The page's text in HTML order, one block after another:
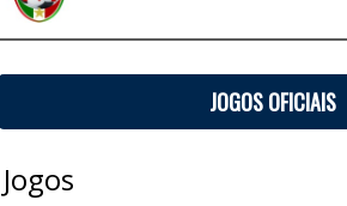
JOGOS OFICIAIS
Jogos